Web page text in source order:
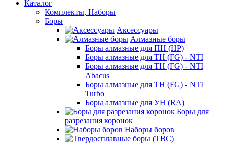
Каталог
Комплекты, Наборы
Боры
Аксессуары
Алмазные боры
Боры алмазные для ПН (HP)
Боры алмазные для ТН (FG) - NTI
Боры алмазные для ТН (FG) - NTI
Abacus
Боры алмазные для ТН (FG) - NTI
Turbo
Боры алмазные для УН (RA)
Боры для
разрезания коронок
Наборы боров